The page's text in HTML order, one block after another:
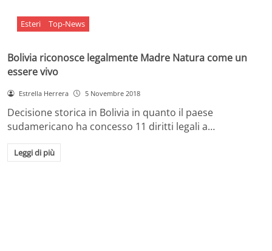
Esteri Top-News
Bolivia riconosce legalmente Madre Natura come un
essere vivo
Estrella Herrera 5 Novembre 2018
Decisione storica in Bolivia in quanto il paese
sudamericano ha concesso 11 diritti legali a…
Leggi di più